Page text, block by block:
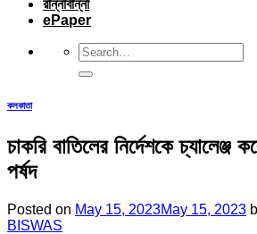
রান্নাবান্না
ePaper
কলকাতা
চাকরি বাতিলের নির্দেশকে চ্যালেঞ্জ
পর্ষদ
Posted on May 15, 2023May 15, 2023
BISWAS